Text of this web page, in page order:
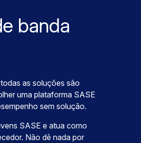
banda
as soluções são
uma plataforma SASE
sem solução.
SASE e atua como
Não dê nada por